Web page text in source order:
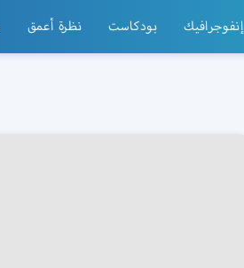
إنفوجرافيك بودكاست نظرة أعمق